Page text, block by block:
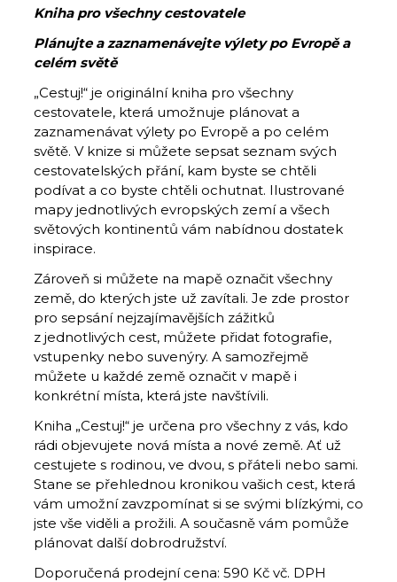
Kniha pro všechny cestovatele
Plánujte a zaznamenávejte výlety po Evropě a
celém světě
„Cestuj!“ je originální kniha pro všechny
cestovatele, která umožnuje plánovat a
zaznamenávat výlety po Evropě a po celém
světě. V knize si můžete sepsat seznam svých
cestovatelských přání, kam byste se chtěli
podívat a co byste chtěli ochutnat. Ilustrované
mapy jednotlivých evropských zemí a všech
světových kontinentů vám nabídnou dostatek
inspirace.
Zároveň si můžete na mapě označit všechny
země, do kterých jste už zavítali. Je zde prostor
pro sepsání nejzajímavějších zážitků
z jednotlivých cest, můžete přidat fotografie,
vstupenky nebo suvenýry. A samozřejmě
můžete u každé země označit v mapě i
konkrétní místa, která jste navštívili.
Kniha „Cestuj!“ je určena pro všechny z vás, kdo
rádi objevujete nová místa a nové země. Ať už
cestujete s rodinou, ve dvou, s přáteli nebo sami.
Stane se přehlednou kronikou vašich cest, která
vám umožní zavzpomínat si se svými blízkými, co
jste vše viděli a prožili. A současně vám pomůže
plánovat další dobrodružství.
Doporučená prodejní cena: 590 Kč vč. DPH